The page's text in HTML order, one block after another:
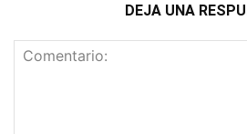
DEJA UNA